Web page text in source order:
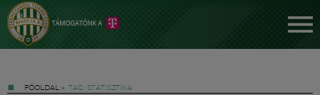
FŐOLDAL » TAG: STATISZTIKA